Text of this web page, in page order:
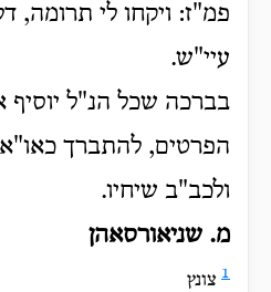
פמ"ז: ויקחו לי תרומה,
עיי"ש.
בברכה שכל הנ"ל יוסיף
הפרטים, להתברך
ולכב"ב שיחיו.
מ. שניאורסאהן
1 צונץ